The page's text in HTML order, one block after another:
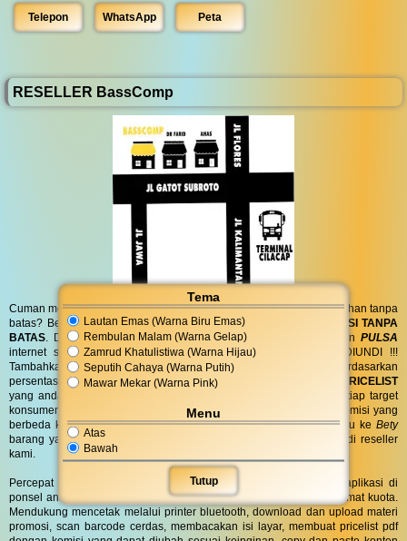
Tema
Lautan Emas (Warna Biru Emas)
Rembulan Malam (Warna Gelap)
Zamrud Khatulistiwa (Warna Hijau)
Seputih Cahaya (Warna Putih)
Mawar Mekar (Warna Pink)
Menu
Atas
Bawah
Tutup
Telepon WhatsApp Peta
RESELLER BassComp
Cuman modal posting di media sosial bisa dapat penghasilan tambahan tanpa
batas? Bergabung menjadi RESELLERkami serta dapatkan
KOMISI TANPA
BATAS. DapatkanBINGKISAN PARCELdi hari spesial anda danPULSA
internet sertaPONSEL 8GBuntuk anda ! GRATIS !! TANPA DIUNDI !!!
Tambahkan komisi sebanyak yang anda inginkan atau berdasarkan
persentase lalu biarkan sistem kami yang bekerja untuk anda.
PRICELIST
yang anda bagikan bisa
pilih kata dan warna untuk setiap target
konsumen anda. Bahkan barang yang sama dapat dijual dengan komisi yang
berbeda ke orang yang berbeda, misal keAgneskomisi 200rb lalu ke Bety
barang yang sama komisi 300rb. Tertarik? Yuk buruan gabung jadi reseller
kami.
Percepat akses ke marketplace BassComp dengan menginstall aplikasi di
ponsel android atau notebook windows. Ukuran file sangat kecil hemat kuota.
Mendukung mencetak melalui printer bluetooth, download dan upload materi
promosi, scan barcode cerdas, membacakan isi layar, membuat pricelist pdf